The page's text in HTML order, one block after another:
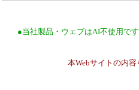
●当社製品・ウェブはAI不使用で
本Webサイトの内